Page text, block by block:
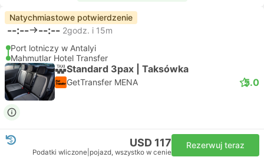
Natychmiastowe potwierdzenie
--:-- --:-- 2godz. i 15m
Port lotniczy w Antalyi
Mahmutlar Hotel Transfer
Standard 3pax | Taksówka
GetTransfer MENA 5.0
USD 117
Podatki wliczone pojazd, wszystko w cenie
Rezerwuj teraz